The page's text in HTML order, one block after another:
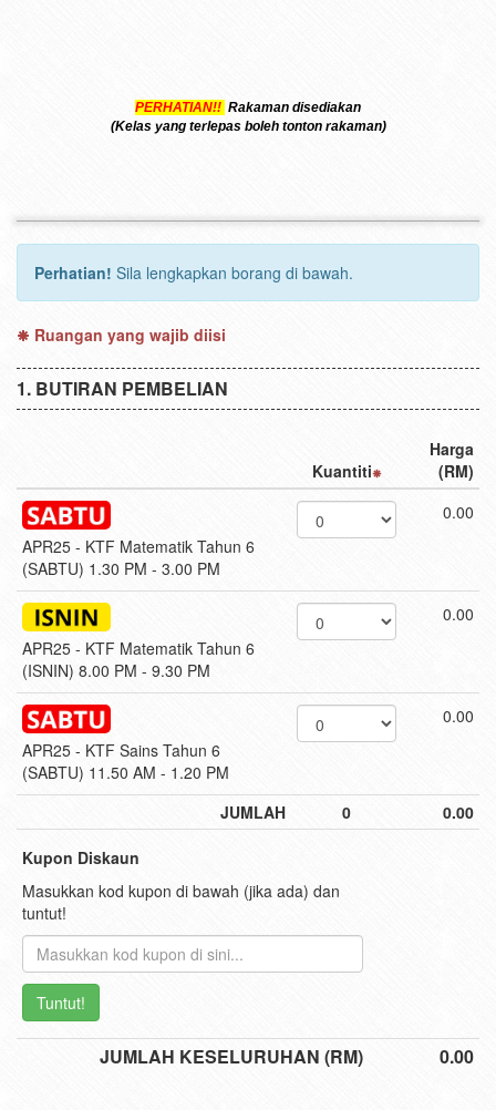
PERHATIAN!! Rakaman disediakan
(Kelas yang terlepas boleh tonton rakaman)
Perhatian! Sila lengkapkan borang di bawah.
Ruangan yang wajib diisi
BUTIRAN PEMBELIAN
Kuantiti
Harga
(RM)
APR25 - KTF Matematik Tahun 6
(SABTU) 1.30 PM - 3.00 PM
0.00
APR25 - KTF Matematik Tahun 6
(ISNIN) 8.00 PM - 9.30 PM
0.00
APR25 - KTF Sains Tahun 6
(SABTU) 11.50 AM - 1.20 PM
0.00
JUMLAH 0 0.00
Kupon Diskaun
Masukkan kod kupon di bawah (jika ada) dan
tuntut!
Tuntut!
JUMLAH KESELURUHAN (RM) 0.00